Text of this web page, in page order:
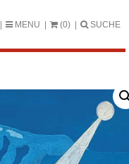
MENU (0) SUCHE